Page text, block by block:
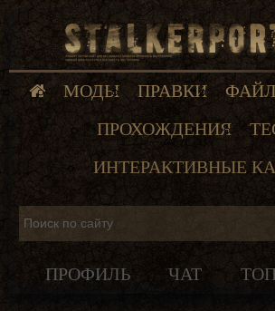
МОДЫ ПРАВКИ
ПРОХОЖДЕНИЯ
ИНТЕРАКТИВНЫЕ
ПРОФИЛЬ ЧАТ